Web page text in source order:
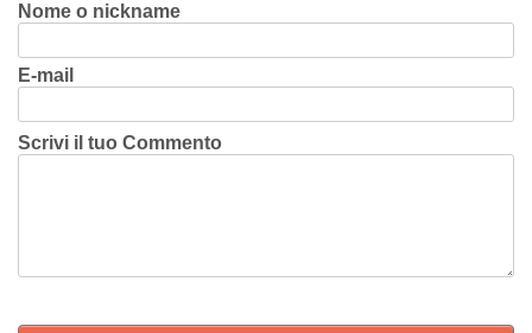
Nome o nickname
E-mail
Scrivi il tuo Commento